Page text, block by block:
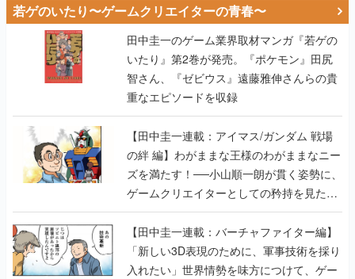
若ゲのいたり〜ゲームクリエイターの青春〜
田中圭一のゲーム業界取材マンガ『若ゲの
いたり』第2巻が発売。『ポケモン』田尻
智さん、『ゼビウス』遠藤雅伸さんらの貴
重なエピソードを収録
【田中圭一連載：アイマス/ガンダム 戦場
の絆 編】わがままな王様のわがままなニー
ズを満たす！──小山順一朗が貫く姿勢に、
ゲームクリエイターとしての矜持を見た
【若ゲのいたり最終回】
【田中圭一連載：バーチャファイター編】
「新しい3D表現のために、軍事技術を採り
入れたい」世界情勢を味方につけて、ゲー